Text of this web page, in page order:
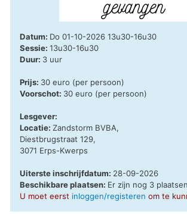
Datum: Do 01-10-2026 13u30-16u30
Sessie:13u30-16u30
Duur: 3 uur
Prijs: 30 euro (per persoon)
Voorschot: 30 euro (per persoon)
Lesgever:
Locatie: Zandstorm BVBA,
Diestbrugstraat 129,
3071 Erps-Kwerps
Uiterste inschrijfdatum: 28-09-2026
Beschikbare plaatsen: Er zijn nog 3
U moet eerst inloggen/registeren om te